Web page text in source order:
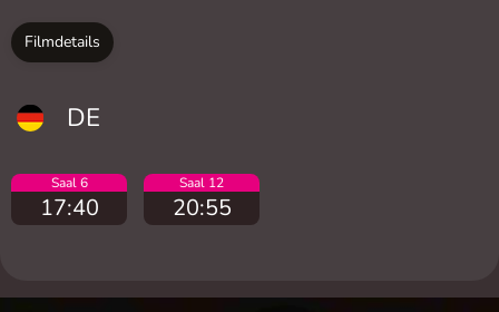
Filmdetails
DE
Saal 6
17:40
Saal 12
20:55